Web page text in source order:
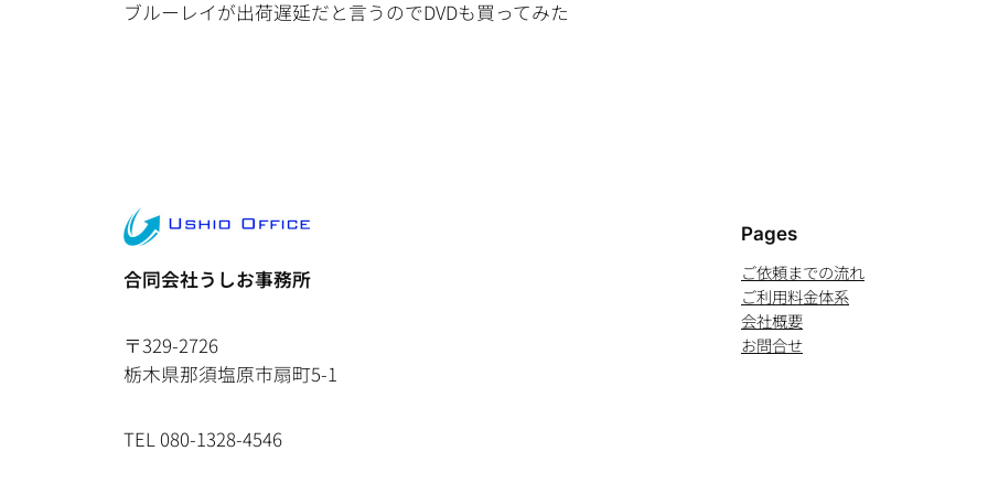
ブルーレイが出荷遅延だと言うのでDVDも買ってみた
合同会社うしお事務所
〒329-2726
栃木県那須塩原市扇町5-1
TEL 080-1328-4546
Pages
ご依頼までの流れ
ご利用料金体系
会社概要
お問合せ